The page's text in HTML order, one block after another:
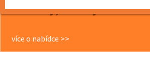
víkendy, svátky
více o nabídce >>